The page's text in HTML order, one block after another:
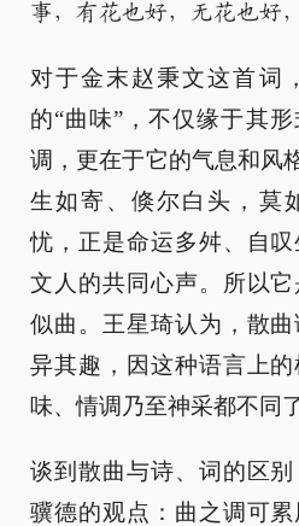
事，有花也好，无花也好
对于金末赵秉文这首词
的“曲味”，不仅缘于其
调，更在于它的气息和风
生如寄、倏尔白头，莫
忧，正是命运多舛、自
文人的共同心声。所以
似曲。王星琦认为，散
异其趣，因这种语言上
味、情调乃至神采都不同了
谈到散曲与诗、词的区
骥德的观点：曲之调可